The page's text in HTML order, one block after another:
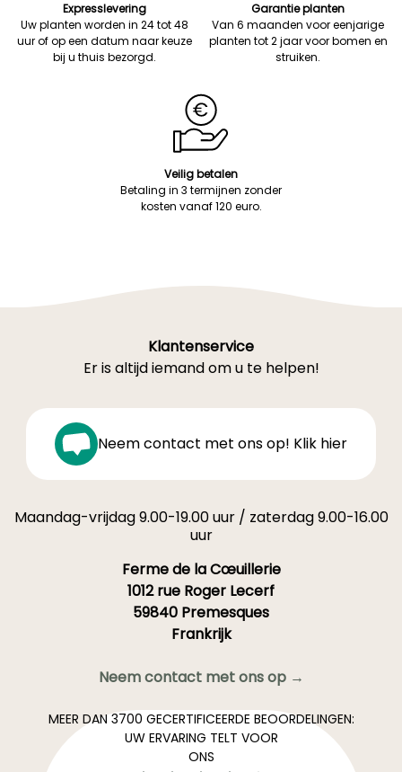
Expresslevering
Uw planten worden in 24 tot 48
uur of op een datum naar keuze
bij u thuis bezorgd.
Garantie planten
Van 6 maanden voor eenjarige
planten tot 2 jaar voor bomen en
struiken.
Veilig betalen
Betaling in 3 termijnen zonder
kosten vanaf 120 euro.
Klantenservice
Er is altijd iemand om u te helpen!
Neem contact met ons op! Klik hier
Maandag-vrijdag 9.00-19.00 uur / zaterdag 9.00-16.00
uur
Ferme de la Cœuillerie
1012 rue Roger Lecerf
59840 Premesques
Frankrijk
Neem contact met ons op →
MEER DAN 3700 GECERTIFICEERDE BEOORDELINGEN:
UW ERVARING TELT VOOR
ONS